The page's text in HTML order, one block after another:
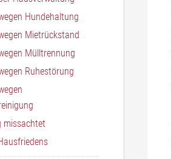
Hundehaltung
Mietrückstand
Mülltrennung
Ruhestörung
missachtet